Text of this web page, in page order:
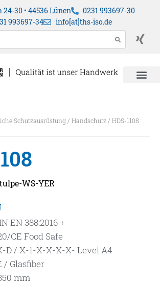
24-30 • 44536 Lünen
0231 993697-30
993697-34
info[at]ths-iso.de
Schutzausrüstung/ Handschutz/ HDS-1108
WS-YER
EN 388:2016 +
CE Food Safe
D / X-1-X-X-X-X- Level A4
/ Glasfiber
mm